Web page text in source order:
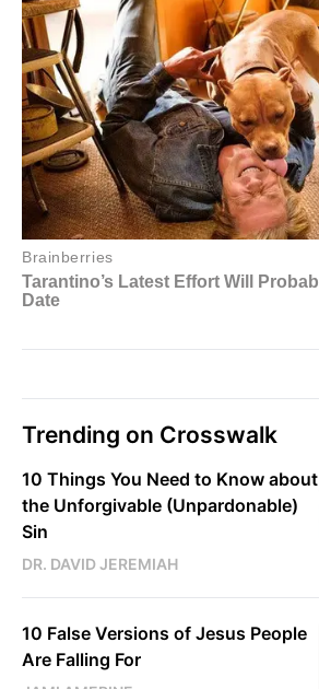
Trending on Crosswalk
10 Things You Need to Know about
the Unforgivable (Unpardonable)
Sin
DR. DAVID JEREMIAH
10 False Versions of Jesus People
Are Falling For